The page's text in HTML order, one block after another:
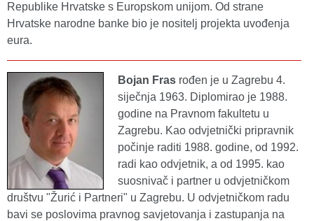
Republike Hrvatske s Europskom unijom. Od strane
Hrvatske narodne banke bio je nositelj projekta uvođenja
eura.
Bojan Fras rođen je u Zagrebu 4.
siječnja 1963. Diplomirao je 1988.
godine na Pravnom fakultetu u
Zagrebu. Kao odvjetnički pripravnik
počinje raditi 1988. godine, od 1992.
radi kao odvjetnik, a od 1995. kao
suosnivač i partner u odvjetničkom
društvu "Žurić i Partneri" u Zagrebu. U odvjetničkom radu
bavi se poslovima pravnog savjetovanja i zastupanja na